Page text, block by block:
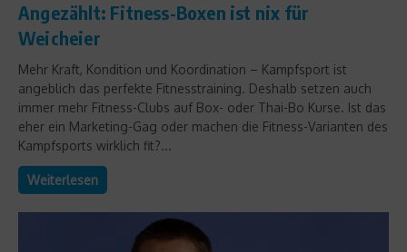
Angezählt: Fitness-Boxen ist nix für
Weicheier
Mehr Kraft, Kondition und Koordination – Kampfsport ist
angeblich das perfekte Fitnesstraining. Deshalb setzen auch
immer mehr Fitness-Clubs auf Box- oder Thai-Bo Kurse. Ist das
eher ein Marketing-Gag oder machen die Fitness-Varianten des
Kampfsports wirklich fit?...
Weiterlesen